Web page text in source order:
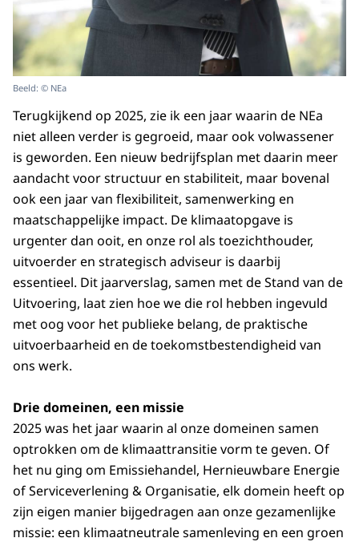
Beeld: © NEa
Terugkijkend op 2025, zie ik een jaar waarin de NEa
niet alleen verder is gegroeid, maar ook volwassener
is geworden. Een nieuw bedrijfsplan met daarin meer
aandacht voor structuur en stabiliteit, maar bovenal
ook een jaar van flexibiliteit, samenwerking en
maatschappelijke impact. De klimaatopgave is
urgenter dan ooit, en onze rol als toezichthouder,
uitvoerder en strategisch adviseur is daarbij
essentieel. Dit jaarverslag, samen met de Stand van de
Uitvoering, laat zien hoe we die rol hebben ingevuld
met oog voor het publieke belang, de praktische
uitvoerbaarheid en de toekomstbestendigheid van
ons werk.
Drie domeinen, een missie
2025 was het jaar waarin al onze domeinen samen
optrokken om de klimaattransitie vorm te geven. Of
het nu ging om Emissiehandel, Hernieuwbare Energie
of Serviceverlening & Organisatie, elk domein heeft op
zijn eigen manier bijgedragen aan onze gezamenlijke
missie: een klimaatneutrale samenleving en een groen